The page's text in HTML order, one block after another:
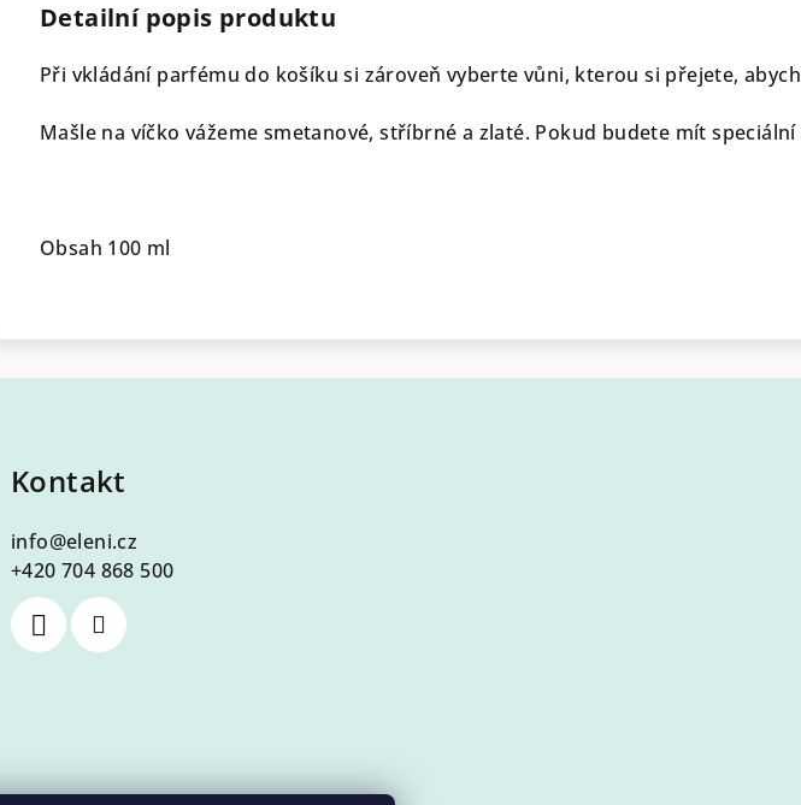
Detailní popis produktu
Při vkládání parfému do košíku si zároveň vyberte vůni, kterou si přejete,
Mašle na víčko vážeme smetanové, stříbrné a zlaté. Pokud budete mít
Obsah 100 ml
Kontakt
info@eleni.cz
+420 704 868 500